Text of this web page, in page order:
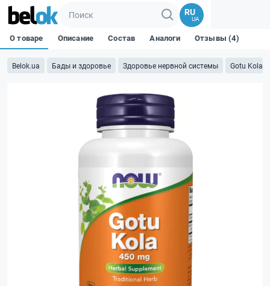
RU
UA
Belok.ua Бады и здоровье Здоровье нервной системы Gotu Kola
О товаре Описание Состав Аналоги Отзывы (4)